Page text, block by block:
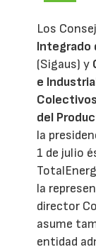
Los
Integrado
(Sigaus) y
e
del
la
1 de julio
la
director
asume
entidad